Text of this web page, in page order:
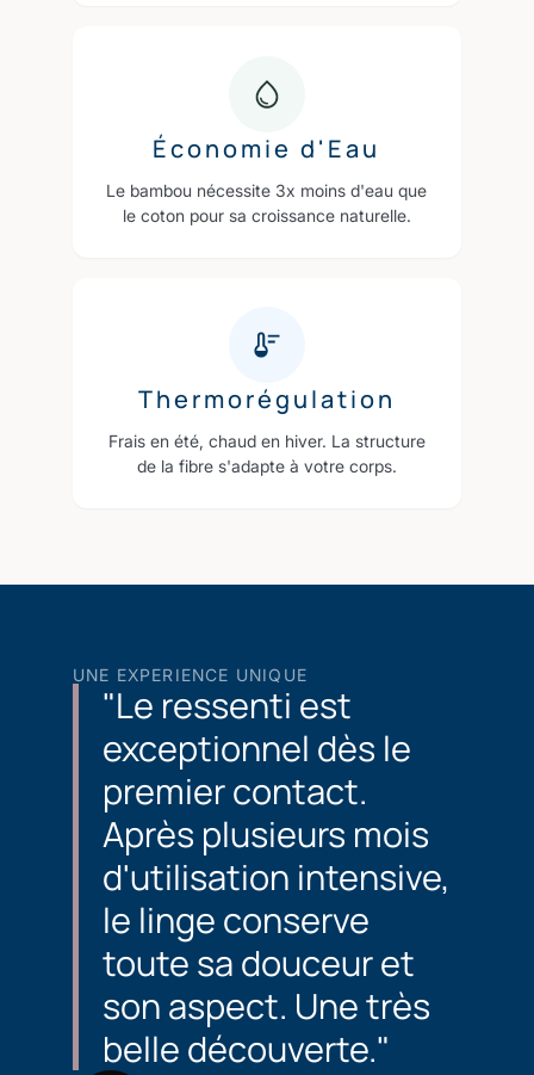
Économie d'Eau
Le bambou nécessite 3x moins d'eau que
le coton pour sa croissance naturelle.
Thermorégulation
Frais en été, chaud en hiver. La structure
de la fibre s'adapte à votre corps.
UNE EXPERIENCE UNIQUE
"Le ressenti est
exceptionnel dès le
premier contact.
Après plusieurs mois
d'utilisation intensive,
le linge conserve
toute sa douceur et
son aspect. Une très
belle découverte."